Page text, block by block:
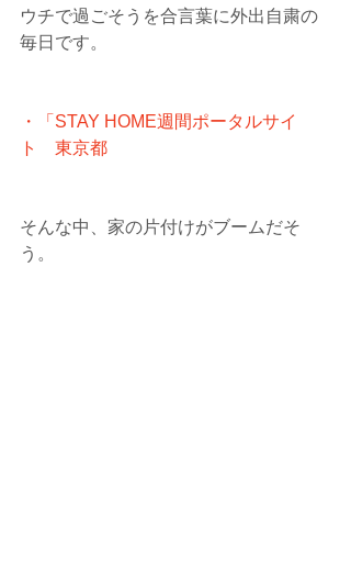
ウチで過ごそうを合言葉に外出自粛の
毎日です。
・「STAY HOME週間ポータルサイ
ト　東京都
そんな中、家の片付けがブームだそ
う。